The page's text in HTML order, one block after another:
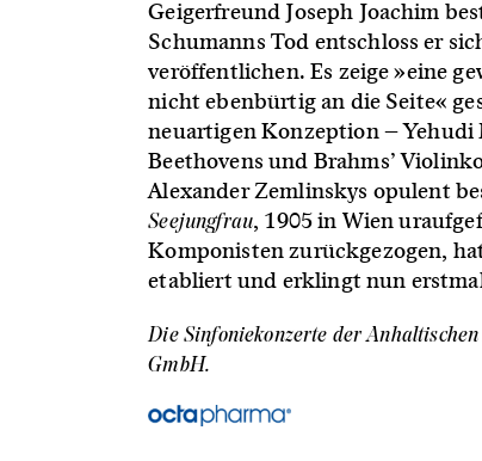
Geigerfreund Joseph Joachim
Schumanns Tod entschloss er
veröffentlichen. Es zeige »eine
nicht ebenbürtig an die Seite«
neuartigen Konzeption – Yehudi
Beethovens und Brahms’
Alexander Zemlinskys opulent
Seejungfrau, 1905 in Wien
Komponisten zurückgezogen,
etabliert und erklingt nun
Die Sinfoniekonzerte der
GmbH.